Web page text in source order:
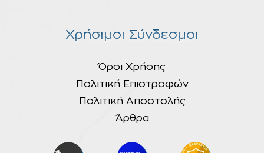
Χρήσιμοι Σύνδεσμοι
Όροι Χρήσης
Πολιτική Επιστροφών
Πολιτική Αποστολής
Άρθρα